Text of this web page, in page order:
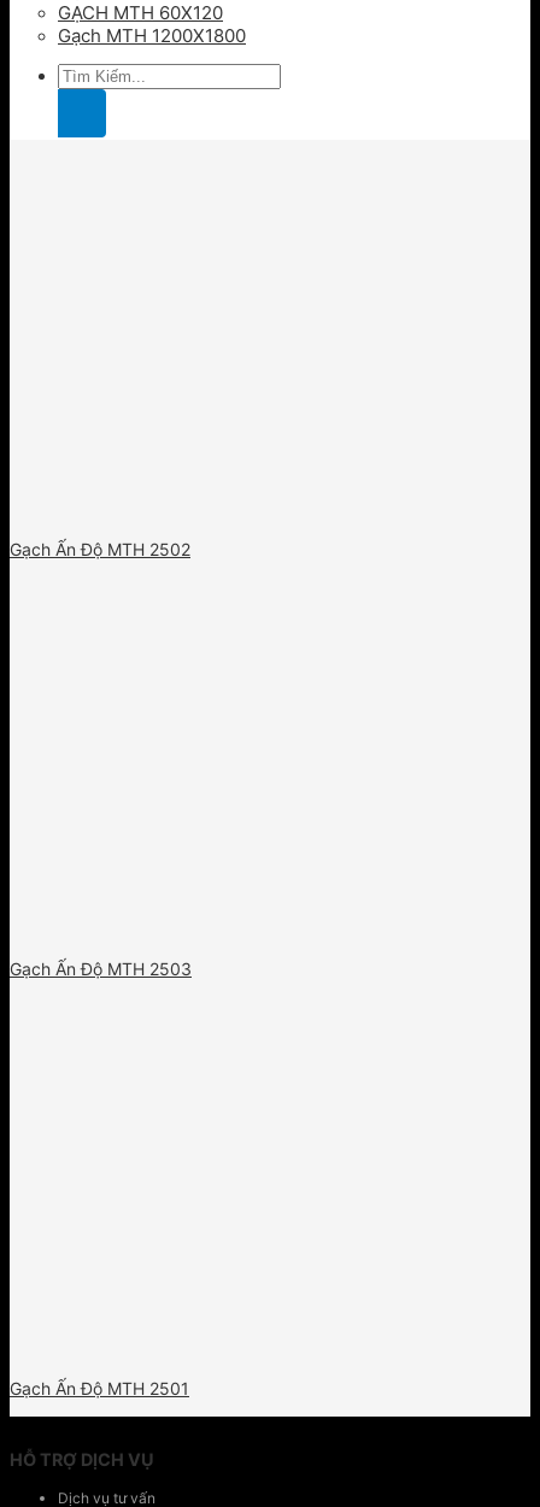
GẠCH MTH 60X120
Gạch MTH 1200X1800
Tìm
kiếm:
Gạch Ấn Độ MTH 2502
Gạch Ấn Độ MTH 2503
Gạch Ấn Độ MTH 2501
HỖ TRỢ DỊCH VỤ
Dịch vụ tư vấn